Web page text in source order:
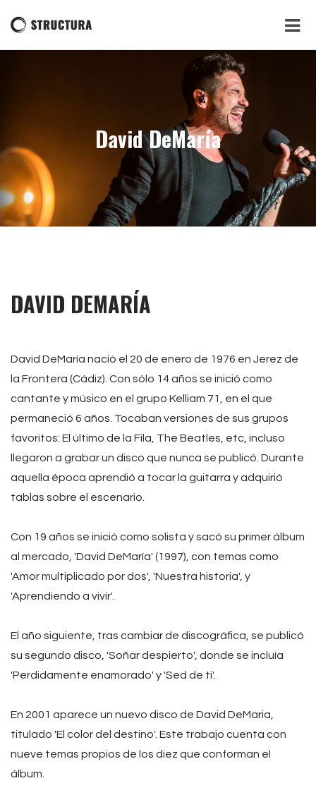
David DeMaría
DAVID DEMARÍA
David DeMaría nació el 20 de enero de 1976 en Jerez de
la Frontera (Cádiz). Con sólo 14 años se inició como
cantante y músico en el grupo Kelliam 71, en el que
permaneció 6 años. Tocaban versiones de sus grupos
favoritos: El último de la Fila, The Beatles, etc, incluso
llegaron a grabar un disco que nunca se publicó. Durante
aquella época aprendió a tocar la guitarra y adquirió
tablas sobre el escenario.
Con 19 años se inició como solista y sacó su primer álbum
al mercado, 'David DeMaría' (1997), con temas como
'Amor multiplicado por dos', 'Nuestra historia', y
'Aprendiendo a vivir'.
El año siguiente, tras cambiar de discográfica, se publicó
su segundo disco, 'Soñar despierto', donde se incluía
'Perdidamente enamorado' y 'Sed de ti'.
En 2001 aparece un nuevo disco de David DeMaria,
titulado 'El color del destino'. Este trabajo cuenta con
nueve temas propios de los diez que conforman el
álbum.